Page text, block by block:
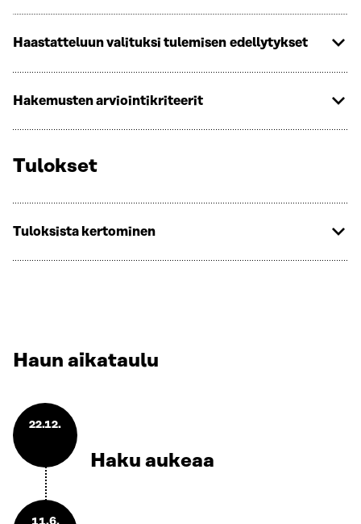
Haastatteluun valituksi tulemisen edellytykset
Hakemusten arviointikriteerit
Tulokset
Tuloksista kertominen
Haun aikataulu
22.12.
Haku aukeaa